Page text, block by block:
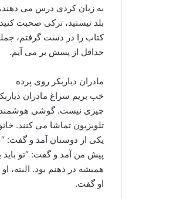
به زبان کردی درس می
کتاب را در دست گرفتم،
حداقل از پسش بر می آیم.
مادران دیاربکر روی پرده
خب بریم سراغ مادران
چیزی نیست. گوشی هوشمند،
یکی از دوستان آمد و گفت:
پیش من آمد و گفت: “تو
همیشه در ذهنم بود. البته،
او گفت.